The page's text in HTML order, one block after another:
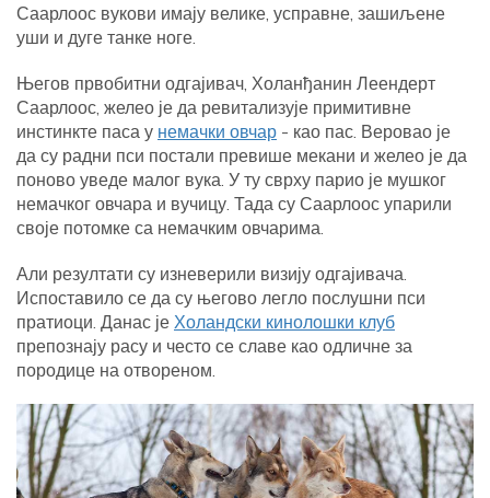
Саарлоос вукови имају велике, усправне, зашиљене
уши и дуге танке ноге.
Његов првобитни одгајивач, Холанђанин Леендерт
Саарлоос, желео је да ревитализује примитивне
инстинкте паса у немачки овчар - као пас. Веровао је
да су радни пси постали превише мекани и желео је да
поново уведе малог вука. У ту сврху парио је мушког
немачког овчара и вучицу. Тада су Саарлоос упарили
своје потомке са немачким овчарима.
Али резултати су изневерили визију одгајивача.
Испоставило се да су његово легло послушни пси
пратиоци. Данас је Холандски кинолошки клуб
препознају расу и често се славе као одличне за
породице на отвореном.